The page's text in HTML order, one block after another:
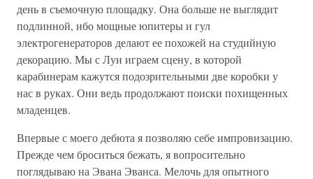
день в съемочную площадку. Она больше не выглядит
подлинной, ибо мощные юпитеры и гул
электрогенераторов делают ее похожей на студийную
декорацию. Мы с Луи играем сцену, в которой
карабинерам кажутся подозрительными две коробки у
нас в руках. Они ведь продолжают поиски похищенных
младенцев.
Впервые с моего дебюта я позволяю себе импровизацию.
Прежде чем броситься бежать, я вопросительно
поглядываю на Эвана Эванса. Мелочь для опытного